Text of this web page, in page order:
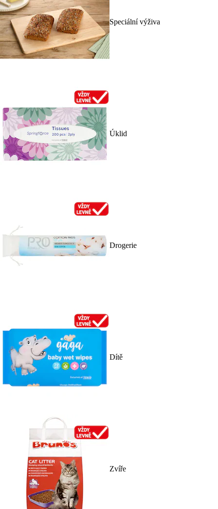
Speciální výživa
Úklid
Drogerie
Dítě
Zvíře